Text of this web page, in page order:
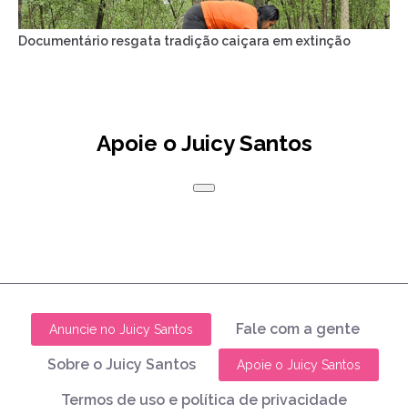
Documentário resgata tradição caiçara em extinção
Apoie o Juicy Santos
Anuncie no Juicy Santos Fale com a gente
Sobre o Juicy Santos Apoie o Juicy Santos
Termos de uso e política de privacidade